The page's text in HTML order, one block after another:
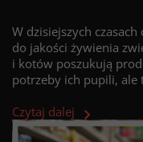
W dzisiejszych
do jakości żywienia
i kotów poszukują
potrzeby ich pupili, ale
Czytaj dalej